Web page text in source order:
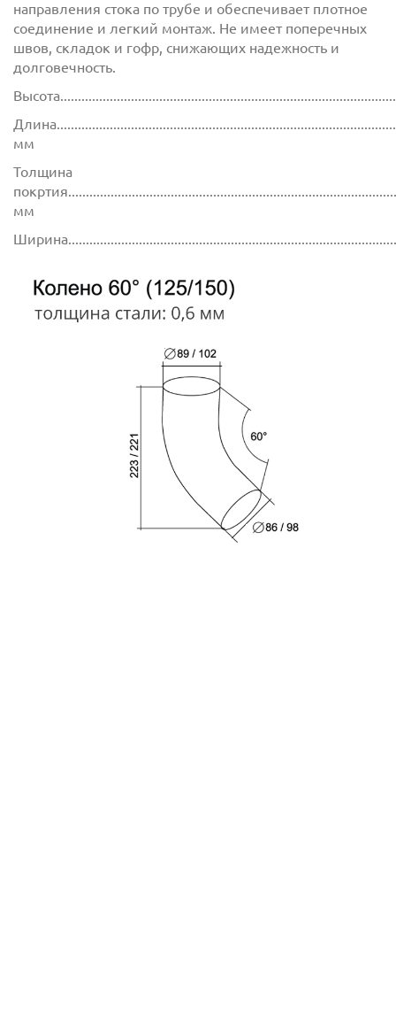
направления стока по трубе и обеспечивает плотное
соединение и легкий монтаж. Не имеет поперечных
швов, складок и гофр, снижающих надежность и
долговечность.
мм
Толщина
мм